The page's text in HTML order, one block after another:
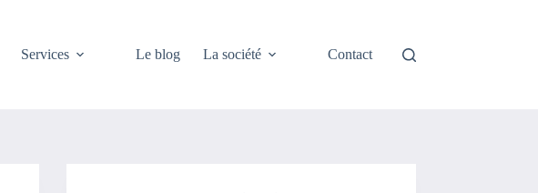
Services Le blog La société Contact